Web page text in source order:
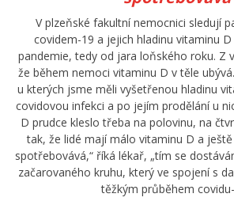
V plzeňské fakultní nemocnici sledují
covidem-19 a jejich hladinu vitaminu
pandemie, tedy od jara loňského roku. Z
že během nemoci vitaminu D v těle
u kterých jsme měli vyšetřenou hladinu
covidovou infekci a po jejím prodělání u
D prudce kleslo třeba na polovinu, na
tak, že lidé mají málo vitaminu D a
spotřebovává,“ říká lékař, „tím se
začarovaného kruhu, který ve spojení s
těžkým průběhem covidu-